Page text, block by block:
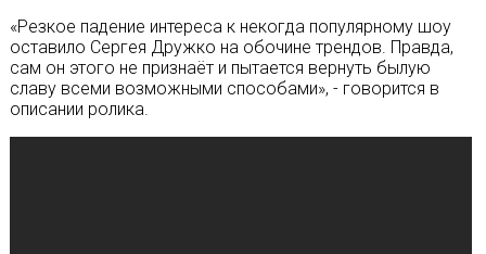
«Резкое падение интереса к некогда популярному шоу
оставило Сергея Дружко на обочине трендов. Правда,
сам он этого не признаёт и пытается вернуть былую
славу всеми возможными способами», - говорится в
описании ролика.